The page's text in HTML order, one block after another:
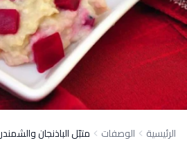
الرئيسية الوصفات متبّل الباذنجان والشمندر